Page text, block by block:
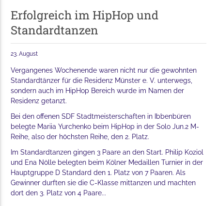
Erfolgreich im HipHop und
Standardtanzen
23. August
Vergangenes Wochenende waren nicht nur die gewohnten
Standardtänzer für die Residenz Münster e. V. unterwegs,
sondern auch im HipHop Bereich wurde im Namen der
Residenz getanzt.
Bei den offenen SDF Stadtmeisterschaften in Ibbenbüren
belegte Mariia Yurchenko beim HipHop in der Solo Jun.2 M-
Reihe, also der höchsten Reihe, den 2. Platz.
Im Standardtanzen gingen 3 Paare an den Start. Philip Koziol
und Ena Nölle belegten beim Kölner Medaillen Turnier in der
Hauptgruppe D Standard den 1. Platz von 7 Paaren. Als
Gewinner durften sie die C-Klasse mittanzen und machten
dort den 3. Platz von 4 Paare...